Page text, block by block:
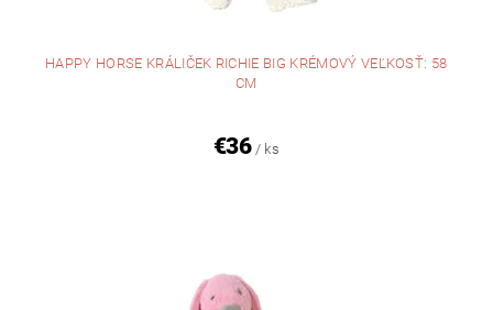
HAPPY HORSE KRÁLIČEK RICHIE BIG KRÉMOVÝ VEĽKOSŤ: 58
CM
€36 / ks